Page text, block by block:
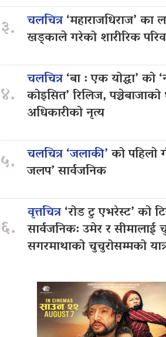
३. चलचित्र‘महाराजधिराज’ का
खड्काले गरेको शारीरिक
४.
चलचित्र‘बा : एक योद्धा’ को
कोइसित’ रिलिज,
अधिकारीको नृत्य
५. चलचित्र ‘जलाकी’को पहिलो
जलप’ सार्वजनिक
६.
वृत्तचित्र‘रोड टु एभरेस्ट’ को
सार्वजनिक: उमेर र सीमालाई
सगरमाथाको चुचुरोसम्मको